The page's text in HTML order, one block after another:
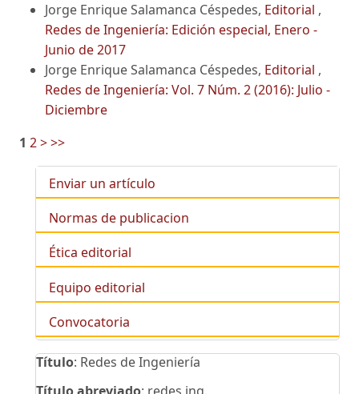
Jorge Enrique Salamanca Céspedes, Editorial ,
Redes de Ingeniería: Edición especial, Enero -
Junio de 2017
Jorge Enrique Salamanca Céspedes, Editorial ,
Redes de Ingeniería: Vol. 7 Núm. 2 (2016): Julio -
Diciembre
1 2>>>
Enviar un artículo
Normas de publicacion
Ética editorial
Equipo editorial
Convocatoria
Título: Redes de Ingeniería